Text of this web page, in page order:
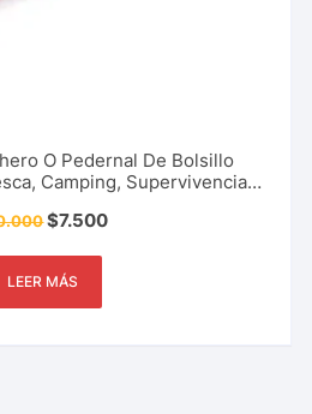
O Pedernal De Bolsillo
Camping, Supervivencia y
$7.500
LEER MÁS